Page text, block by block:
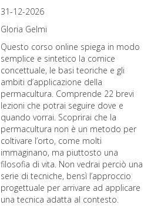
31-12-2026
Gloria Gelmi
Questo corso online spiega in modo
semplice e sintetico la cornice
concettuale, le basi teoriche e gli
ambiti d’applicazione della
permacultura. Comprende 22 brevi
lezioni che potrai seguire dove e
quando vorrai. Scoprirai che la
permacultura non è un metodo per
coltivare l’orto, come molti
immaginano, ma piuttosto una
filosofia di vita. Non vedrai perciò una
serie di tecniche, bensì l’approccio
progettuale per arrivare ad applicare
una tecnica adatta al contesto.